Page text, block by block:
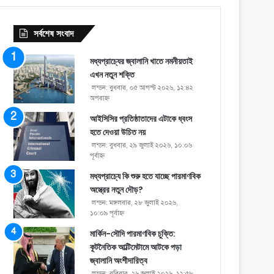
সর্বশেষ সংবাদ
মধ্যপ্রাচ্যের জ্বালানি খাতে নমনীয়তাই
এখন নতুন শক্তি
লন্ডন: বুধবার, ০৫ আগস্ট ২০২৬, ১২:৪২
অপরাহ্ণ
আইসিসির প্রতিষ্ঠাতাদের এটাকে ধ্বংস
হতে দেওয়া উচিত নয়
লন্ডন: বুধবার, ২৯ জুলাই ২০২৬, ১০:০৬
পূর্বাহ্ণ
মধ্যপ্রাচ্যে কি শুরু হতে যাচ্ছে পারমাণবিক
অস্ত্রের নতুন দৌড়?
লন্ডন: মঙ্গলবার, ২৮ জুলাই ২০২৬,
১০:০৯ পূর্বাহ্ণ
মার্কিন-সৌদি পারমাণবিক চুক্তি:
কূটনৈতিক আল্টিমেটামে আটকে পড়া
জ্বালানি অংশীদারিত্ব